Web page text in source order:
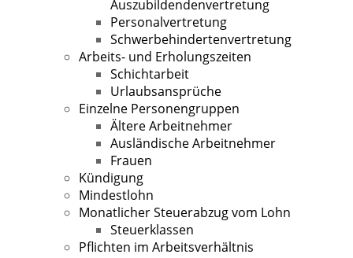
Auszubildendenvertretung
Personalvertretung
Schwerbehindertenvertretung
Arbeits- und Erholungszeiten
Schichtarbeit
Urlaubsansprüche
Einzelne Personengruppen
Ältere Arbeitnehmer
Ausländische Arbeitnehmer
Frauen
Kündigung
Mindestlohn
Monatlicher Steuerabzug vom Lohn
Steuerklassen
Pflichten im Arbeitsverhältnis